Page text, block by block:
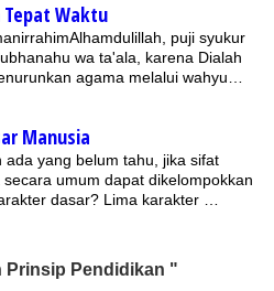
Tepat Waktu
puji syukur
wa ta'ala, karena Dialah
agama melalui wahyu…
Manusia
ada yang belum tahu, jika sifat
umum dapat dikelompokkan
dasar? Lima karakter …
Prinsip Pendidikan "